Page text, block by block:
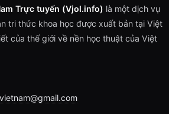
Trực tuyến (Vjol.info) là một dịch vụ
tri thức khoa học được xuất bản tại Việt
của thế giới về nền học thuật của Việt